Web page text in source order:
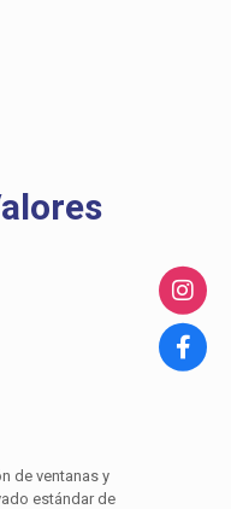
de ventanas y
estándar de